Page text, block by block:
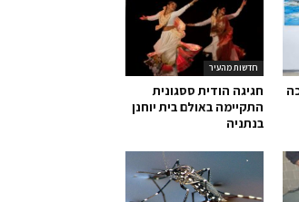
חדשות מהעיר
חגיגה הודית ססגונית
התקיימה באולם בית יוחנן
בנתניה